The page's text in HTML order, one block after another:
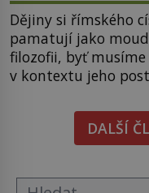
Dějiny si římského
pamatují jako
filozofii, byť
v kontextu jeho
pravdu na padrť a
unavený a drogou
byl zastáncem
DALŠÍ